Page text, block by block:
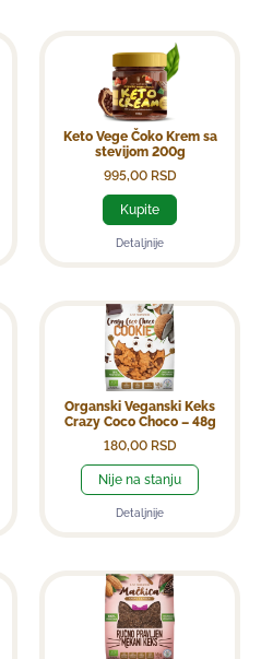
Keto Vege Čoko Krem sa
stevijom 200g
995,00 RSD
Kupite
Detaljnije
Organski Veganski Keks
Crazy Coco Choco – 48g
180,00 RSD
Nije na stanju
Detaljnije